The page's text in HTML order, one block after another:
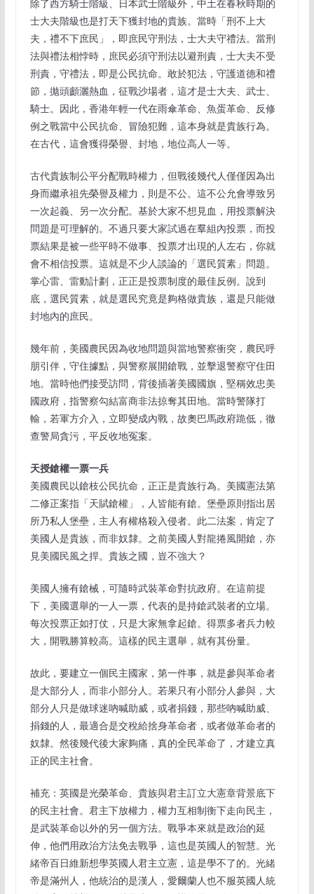
除了西方騎士階級、日本武士階級外，中土在春秋時期的
士大夫階級也是打天下獲封地的貴族。當時「刑不上大
夫，禮不下庶民」，即庶民守刑法，士大夫守禮法。當刑
法與禮法相悖時，庶民必須守刑法以避刑責，士大夫不受
刑責，守禮法，即是公民抗命。敢於犯法，守護道德和禮
節，拋頭顱灑熱血，征戰沙場者，這才是士大夫、武士、
騎士。因此，香港年輕一代在雨傘革命、魚蛋革命、反修
例之戰當中公民抗命、冒險犯難，這本身就是貴族行為。
在古代，這會獲得榮譽、封地，地位高人一等。
古代貴族制公平分配戰時權力，但戰後幾代人僅僅因為出
身而繼承祖先榮譽及權力，則是不公。這不公允會導致另
一次起義、另一次分配。基於大家不想見血，用投票解決
問題是可理解的。不過只要大家試過在羣組內投票，而投
票結果是被一些平時不做事、投票才出現的人左右，你就
會不相信投票。這就是不少人談論的「選民質素」問題。
掌心雷、雷動計劃，正正是投票制度的最佳反例。說到
底，選民質素，就是選民究竟是夠格做貴族，還是只能做
封地內的庶民。
幾年前，美國農民因為收地問題與當地警察衝突，農民呼
朋引伴，守住據點，與警察展開鎗戰，並擊退警察守住田
地。當時他們接受訪問，背後插著美國國旗，堅稱效忠美
國政府，指警察勾結富商非法掠奪其田地。當時警隊打
輸，若軍方介入，立即變成內戰，故奧巴馬政府跪低，徹
查警局貪污，平反收地冤案。
天授鎗權一票一兵
美國農民以鎗枝公民抗命，正正是貴族行為。美國憲法第
二修正案指「天賦鎗權」，人皆能有鎗。堡壘原則指出居
所乃私人堡壘，主人有權格殺入侵者。此二法案，肯定了
美國人是貴族，而非奴隸。之前美國人對龍捲風開鎗，亦
見美國民風之捍。貴族之國，豈不強大？
美國人擁有鎗械，可隨時武裝革命對抗政府。在這前提
下，美國選舉的一人一票，代表的是持鎗武裝者的立場。
每次投票正如打仗，只是大家無拿起鎗。得票多者兵力較
大，開戰勝算較高。這樣的民主選舉，就有其份量。
故此，要建立一個民主國家，第一件事，就是參與革命者
是大部分人，而非小部分人。若果只有小部分人參與，大
部分人只是做球迷吶喊助威，或者捐錢，那些吶喊助威、
捐錢的人，最適合是交稅給捨身革命者，或者做革命者的
奴隸。然後幾代後大家夠痛，真的全民革命了，才建立真
正的民主社會。
補充：英國是光榮革命、貴族與君主訂立大憲章背景底下
的民主社會。君主下放權力，權力互相制衡下走向民主，
是武裝革命以外的另一個方法。戰爭本來就是政治的延
伸，他們用政治方法免去戰爭，這也是英國人的智慧。光
緒帝百日維新想學英國人君主立憲，這是學不了的。光緒
帝是滿州人，他統治的是漢人，愛爾蘭人也不服英國人統